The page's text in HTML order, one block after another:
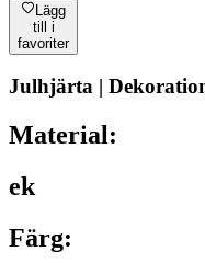
Lägg
till i
favoriter
Julhjärta |
Material:
ek
Färg: